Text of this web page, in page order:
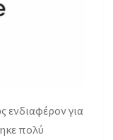
ενδιαφέρον για
πολύ